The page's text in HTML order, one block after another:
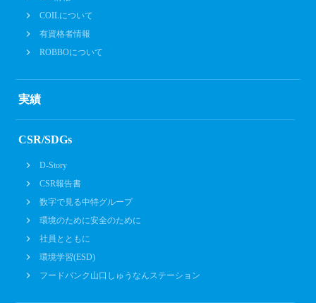
COILについて
有資格者情報
ROBBOについて
実績
CSR/SDGs
D-Story
CSR報告書
数字で見る中特グループ
環境のために安全のために
社員とともに
環境学習(ESD)
フードバンク山口しゅうなんステーション